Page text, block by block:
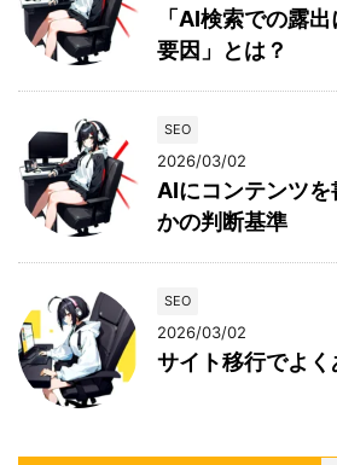
「AI検索での露
要因」とは？
SEO
2026/03/02
AIにコンテンツ
かの判断基準
SEO
2026/03/02
サイト移行でよく